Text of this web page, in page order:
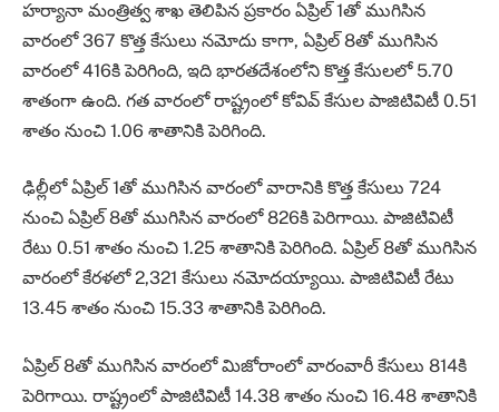
హర్యానా మంత్రిత్వ శాఖ తెలిపిన ప్రకారం ఏప్రిల్‌ 1తో ముగిసిన
వారంలో 367 కొత్త కేసులు నమోదు కాగా, ఏప్రిల్‌ 8తో ముగిసిన
వారంలో 416కి పెరిగింది, ఇది భారతదేశంలోని కొత్త కేసులలో 5.70
శాతంగా ఉంది. గత వారంలో రాష్ట్రంలో కోవివ్‌ కేసుల పాజిటివిటీ 0.51
శాతం నుంచి 1.06 శాతానికి పెరిగింది.
ఢిల్లీలో ఏప్రిల్‌ 1తో ముగిసిన వారంలో వారానికి కొత్త కేసులు 724
నుంచి ఏప్రిల్‌ 8తో ముగిసిన వారంలో 826కి పెరిగాయి. పాజిటివిటీ
రేటు 0.51 శాతం నుంచి 1.25 శాతానికి పెరిగింది. ఏప్రిల్‌ 8తో ముగిసిన
వారంలో కేరళలో 2,321 కేసులు నమోదయ్యాయి. పాజిటివిటీ రేటు
13.45 శాతం నుంచి 15.33 శాతానికి పెరిగింది.
ఏప్రిల్‌ 8తో ముగిసిన వారంలో మిజోరాంలో వారంవారీ కేసులు 814కి
పెరిగాయి. రాష్ట్రంలో పాజిటివిటీ 14.38 శాతం నుంచి 16.48 శాతానికి